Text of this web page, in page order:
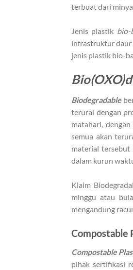
terbuat dari
Jenis plastik bio-
infrastruktur daur
jenis plastik bio-
Biodegradable
terurai dengan
matahari,
semua akan
material tersebut
dalam kurun
Klaim
minggu atau
mengandung
Compostable
Compostable
pihak sertifikasi